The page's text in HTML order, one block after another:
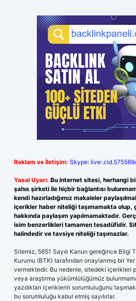
Reklam ve İletişim: Skype:
Yasal Uyarı: Bu internet sitesi, herhangi
şahıs şirketi ile hiçbir bağlantısı
kendi hazırladığımız makaleler
içerikler haber niteliği taşımamakta olup,
hakkında paylaşım yapılmamaktadır.
isim benzerlikleri tamamen tesadüfidir.
halindedir ve tavsiye niteliği taşımazlar.
Sitemiz, 5651 Sayılı Kanun gereğince Bilgi
Kurumu (BTK) tarafından onaylanmış bir
vermektedir. Bu nedenle, sitedeki içerikleri
veya araştırma yükümlülüğümüz
yazdıkları içeriklerin sorumluluğunu
bu sorumluluğu kabul etmiş sayılırlar.